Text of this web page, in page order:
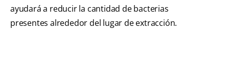
ayudará a reducir la cantidad de bacterias
presentes alrededor del lugar de extracción.